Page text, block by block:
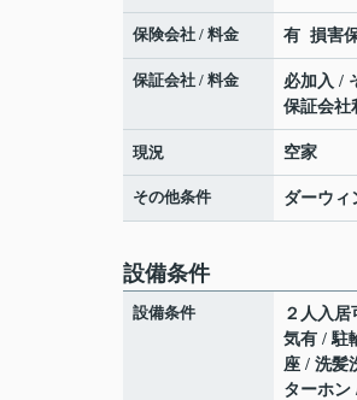
保険会社 / 料金 有 損害
保証会社 / 料金
必加入 /
保証会社
現況 空家
その他条件 ダーウィ
設備条件
設備条件
２人入
気有 / 駐
座 / 洗髪
ターホン